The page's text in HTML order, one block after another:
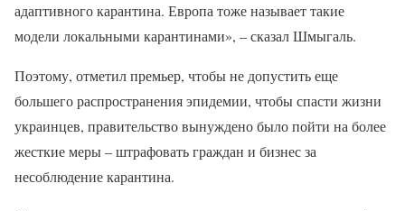
адаптивного карантина. Европа тоже называет такие
модели локальными карантинами», – сказал Шмыгаль.
Поэтому, отметил премьер, чтобы не допустить еще
большего распространения эпидемии, чтобы спасти жизни
украинцев, правительство вынуждено было пойти на более
жесткие меры – штрафовать граждан и бизнес за
несоблюдение карантина.